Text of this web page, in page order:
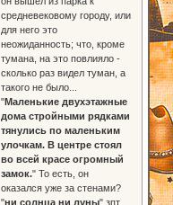
средневековому городу, или
для него это
неожиданность; что, кроме
тумана, на это повлияло -
сколько раз видел туман, а
такого не было...
"Маленькие двухэтажные
дома стройными рядками
тянулись по маленьким
улочкам. В центре стоял
во всей красе огромный
замок." То есть, он
оказался уже за стенами?
"ни солнца ни луны" зпт